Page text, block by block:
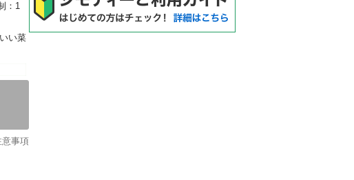
：1
い菜
意事項